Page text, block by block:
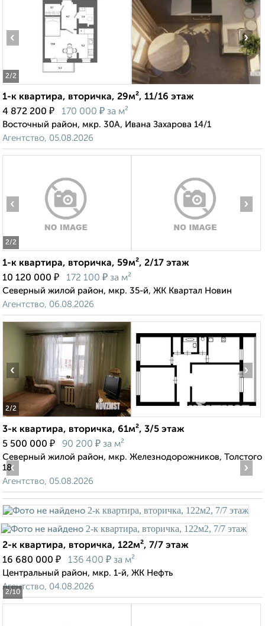
2/2
‹ ›
1-к квартира, вторичка, 29м², 11/16 этаж
4 872 200 ₽ 170 000 ₽ за м²
Восточный район, мкр. 30А, Ивана Захарова 14/1
Агентство, 05.08.2026
2/2
‹ ›
1-к квартира, вторичка, 59м², 2/17 этаж
10 120 000 ₽ 172 100 ₽ за м²
Северный жилой район, мкр. 35-й, ЖК Квартал Новин
Агентство, 06.08.2026
2/2
‹ ›
3-к квартира, вторичка, 61м², 3/5 этаж
5 500 000 ₽ 90 200 ₽ за м²
Северный жилой район, мкр. Железнодорожников, Толстого
18
Агентство, 05.08.2026
2/10
‹ ›
2-к квартира, вторичка, 122м², 7/7 этаж
16 680 000 ₽ 136 400 ₽ за м²
Центральный район, мкр. 1-й, ЖК Нефть
Агентство, 04.08.2026